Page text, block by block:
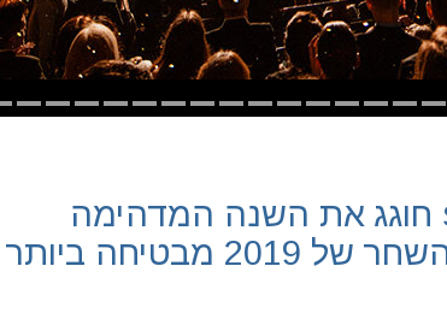
חוגג את השנה המדהימה
ביותר